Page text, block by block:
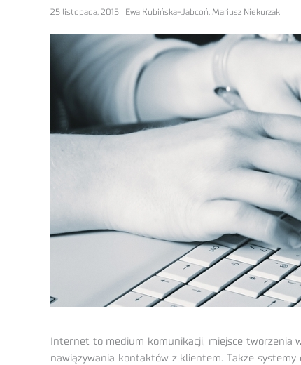
25 listopada, 2015 | Ewa Kubińska-Jabcoń, Mariusz Niekurzak
Internet to medium komunikacji, miejsce tworzenia
nawiązywania kontaktów z klientem. Także